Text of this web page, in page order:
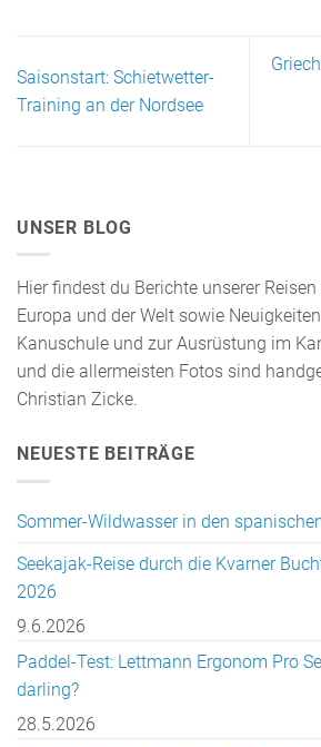
Saisonstart: Schietwetter-
Training an der Nordsee
UNSER BLOG
Hier findest du Berichte unserer
Europa und der Welt sowie
Kanuschule und zur Ausrüstung im
und die allermeisten Fotos sind
Christian Zicke.
NEUESTE BEITRÄGE
Sommer-Wildwasser in den
Seekajak-Reise durch die Kvarner
2026
9.6.2026
Paddel-Test: Lettmann Ergonom Pro
darling?
28.5.2026